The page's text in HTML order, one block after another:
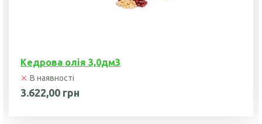
Кедрова олія 3,0дм3
В наявності
3.622,00 грн